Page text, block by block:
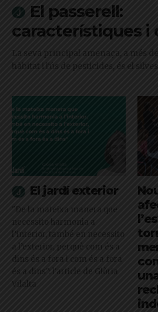
El passerell:
característiques i
La seva principal amenaça, a més
hàbitat i l'ús de pesticides, és el
El jardí exterior
"De la mateixa manera que
necessito harmonia a
l’interior, també en necessito
a l’exterior, perquè com és a
dins és a fora i com és a fora
és a dins": l'article de Glòria
Vilalta